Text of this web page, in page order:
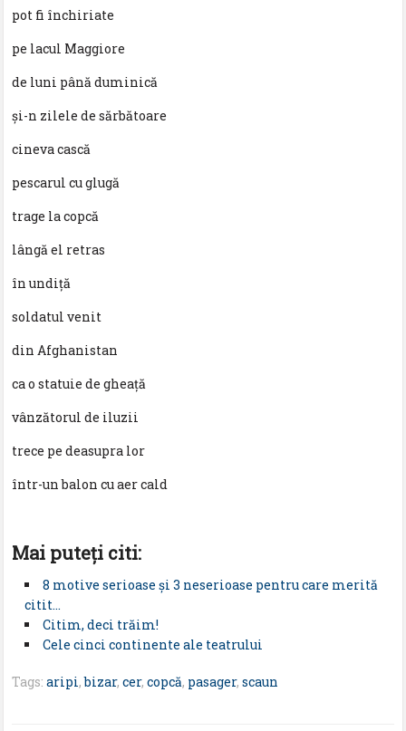
pot fi închiriate
pe lacul Maggiore
de luni până duminică
și-n zilele de sărbătoare
cineva cască
pescarul cu glugă
trage la copcă
lângă el retras
în undiță
soldatul venit
din Afghanistan
ca o statuie de gheață
vânzătorul de iluzii
trece pe deasupra lor
într-un balon cu aer cald
Mai puteţi citi:
8 motive serioase și 3 neserioase pentru care merită
citit…
Citim, deci trăim!
Cele cinci continente ale teatrului
Tags:aripi,bizar,cer,copcă, pasager,scaun